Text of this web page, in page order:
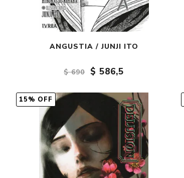
ANGUSTIA / JUNJI ITO
$ 690 $ 586,5
15% OFF